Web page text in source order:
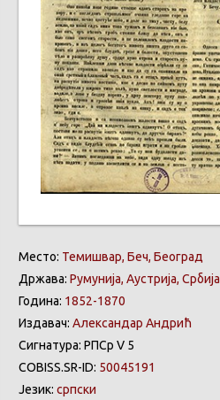
Место: Темишвар, Беч, Београд
Држава: Румунија, Аустрија, Србија
Година: 1852-1870
Издавач: Александар Андрић
Сигнатура: РПСр V 5
COBISS.SR-ID: 50045191
Језик: српски